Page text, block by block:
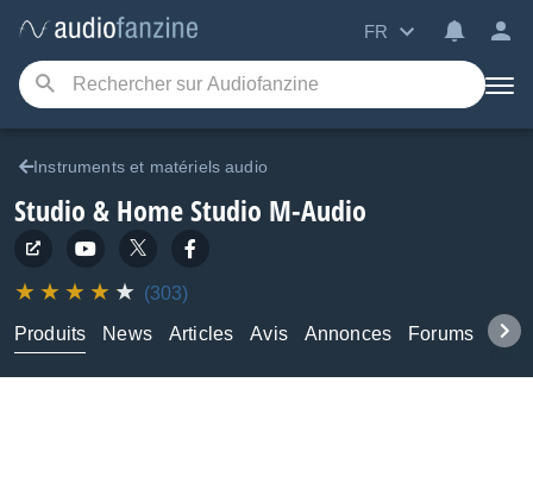
FR
Instruments et matériels audio
Studio & Home Studio M-Audio
(303)
Produits
News Articles Avis Annonces Forums